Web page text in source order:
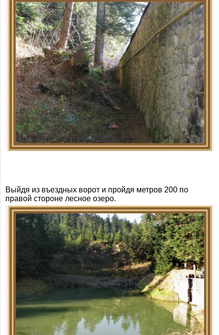
Выйдя из въездных ворот и пройдя метров 200 по
правой стороне лесное озеро.